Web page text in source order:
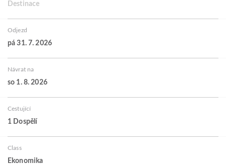
Destinace
Odjezd
pá 31. 7. 2026
Návrat na
so 1. 8. 2026
Cestující
1 Dospělí
Class
Ekonomika